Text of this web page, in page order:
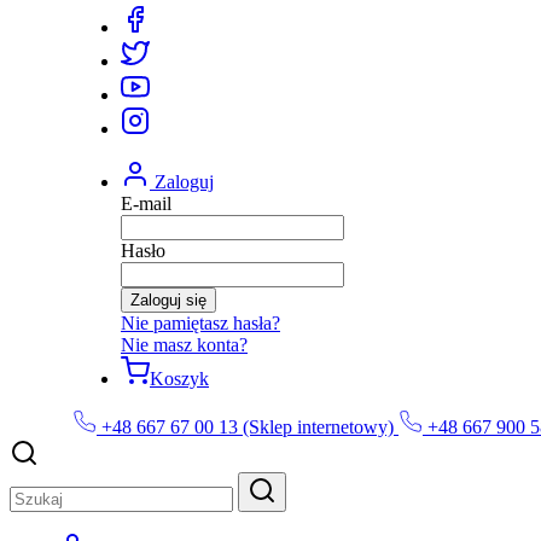
Zaloguj
E-mail
Hasło
Zaloguj się
Nie pamiętasz hasła?
Nie masz konta?
Koszyk
+48 667 67 00 13 (Sklep internetowy) +48 667 900